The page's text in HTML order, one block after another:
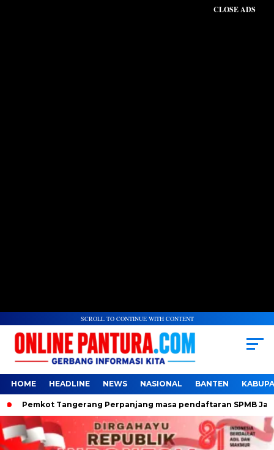
CLOSE ADS
SCROLL TO CONTINUE WITH CONTENT
HOME HEADLINE NEWS NASIONAL BANTEN
Pemkot Tangerang Perpanjang masa pendaftaran SPMB Jalur